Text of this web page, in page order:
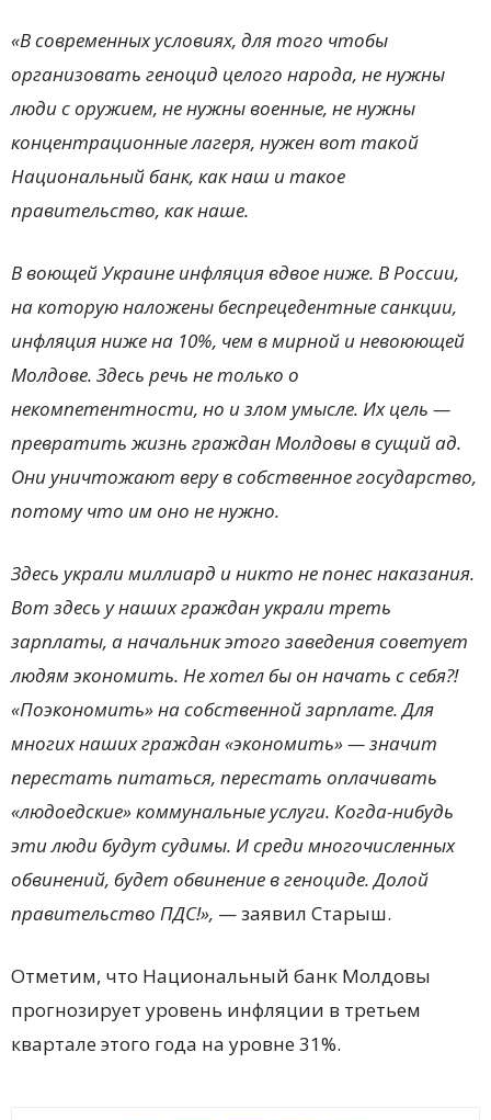
«В современных условиях, для того чтобы
организовать геноцид целого народа, не нужны
люди с оружием, не нужны военные, не нужны
концентрационные лагеря, нужен вот такой
Национальный банк, как наш и такое
правительство, как наше.
В воющей Украине инфляция вдвое ниже. В России,
на которую наложены беспрецедентные санкции,
инфляция ниже на 10%, чем в мирной и невоюющей
Молдове. Здесь речь не только о
некомпетентности, но и злом умысле. Их цель —
превратить жизнь граждан Молдовы в сущий ад.
Они уничтожают веру в собственное государство,
потому что им оно не нужно.
Здесь украли миллиард и никто не понес наказания.
Вот здесь у наших граждан украли треть
зарплаты, а начальник этого заведения советует
людям экономить. Не хотел бы он начать с себя?!
«Поэкономить» на собственной зарплате. Для
многих наших граждан «экономить» — значит
перестать питаться, перестать оплачивать
«людоедские» коммунальные услуги. Когда-нибудь
эти люди будут судимы. И среди многочисленных
обвинений, будет обвинение в геноциде. Долой
правительство ПДС!», — заявил Старыш.
Отметим, что Национальный банк Молдовы
прогнозирует уровень инфляции в третьем
квартале этого года на уровне 31%.